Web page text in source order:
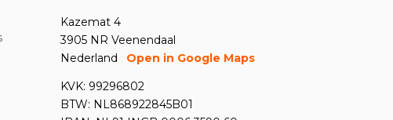
Kazemat 4
3905 NR Veenendaal
Nederland
Open in Google Maps
KVK: 99296802
BTW: NL868922845B01